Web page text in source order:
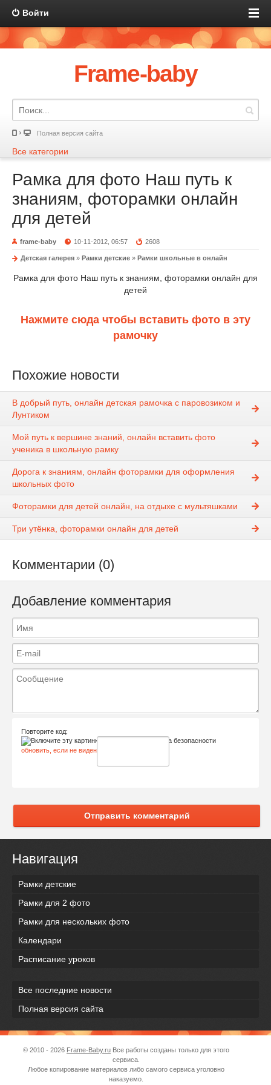
Войти
Frame-baby
Полная версия сайта
Все категории
Рамка для фото Наш путь к
знаниям, фоторамки онлайн
для детей
frame-baby 10-11-2012, 06:57 2608
Детская галерея » Рамки детские » Рамки школьные в онлайн
Рамка для фото Наш путь к знаниям, фоторамки онлайн для
детей
Нажмите сюда чтобы вставить фото в эту
рамочку
Похожие новости
В добрый путь, онлайн детская рамочка с паровозиком и
Лунтиком
Мой путь к вершине знаний, онлайн вставить фото
ученика в школьную рамку
Дорога к знаниям, онлайн фоторамки для оформления
школьных фото
Фоторамки для детей онлайн, на отдыхе с мультяшками
Три утёнка, фоторамки онлайн для детей
Комментарии (0)
Добавление комментария
Повторите код:
обновить, если не виден код
Отправить комментарий
Навигация
Рамки детские
Рамки для 2 фото
Рамки для нескольких фото
Календари
Расписание уроков
Все последние новости
Полная версия сайта
© 2010 - 2026 Frame-Baby.ru Все работы созданы только для этого
сервиса.
Любое копирование материалов либо самого сервиса уголовно
наказуемо.